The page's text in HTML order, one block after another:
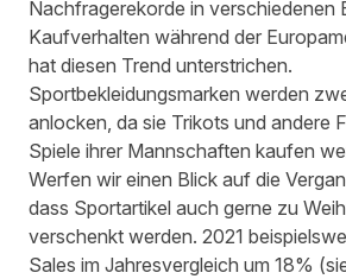
Nachfragerekorde in verschiedenen
Kaufverhalten während der
hat diesen Trend unterstrichen.
Sportbekleidungsmarken werden
anlocken, da sie Trikots und andere
Spiele ihrer Mannschaften kaufen
Werfen wir einen Blick auf die
dass Sportartikel auch gerne zu
verschenkt werden. 2021
Sales im Jahresvergleich um 18%